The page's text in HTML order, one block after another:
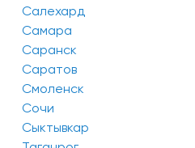
Салехард
Самара
Саранск
Саратов
Смоленск
Сочи
Сыктывкар